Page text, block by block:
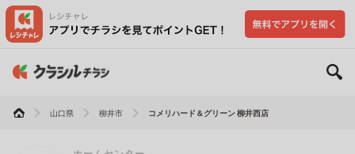
山口県 柳井市 コメリハード＆グリーン 柳井西店